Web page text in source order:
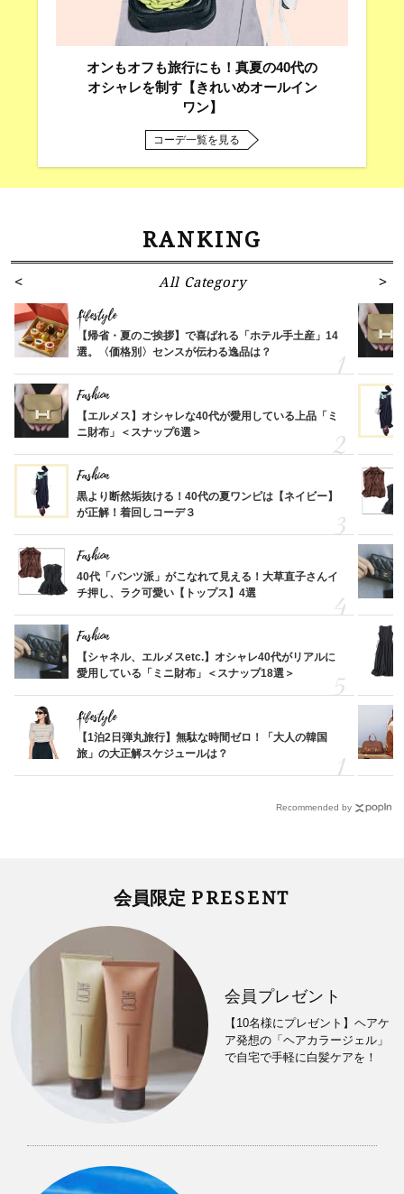
オンもオフも旅行にも！真夏の40代の
オシャレを制す【きれいめオールイン
ワン】
コーデ一覧を見る
RANKING
All Category
Lifestyle
【帰省・夏のご挨拶】で喜ばれる「ホテル手土産」14
選。〈価格別〉センスが伝わる逸品は？
Fashion
【エルメス】オシャレな40代が愛用している上品「ミ
ニ財布」＜スナップ6選＞
Fashion
黒より断然垢抜ける！40代の夏ワンピは【ネイビー】
が正解！着回しコーデ３
Fashion
40代「パンツ派」がこなれて見える！大草直子さんイ
チ押し、ラク可愛い【トップス】4選
Fashion
【シャネル、エルメスetc.】オシャレ40代がリアルに
愛用している「ミニ財布」＜スナップ18選＞
Lifestyle
【1泊2日弾丸旅行】無駄な時間ゼロ！「大人の韓国
旅」の大正解スケジュールは？
Recommended by
会員限定 PRESENT
会員プレゼント
【10名様にプレゼント】ヘアケ
ア発想の「ヘアカラージェル」
で自宅で手軽に白髪ケアを！